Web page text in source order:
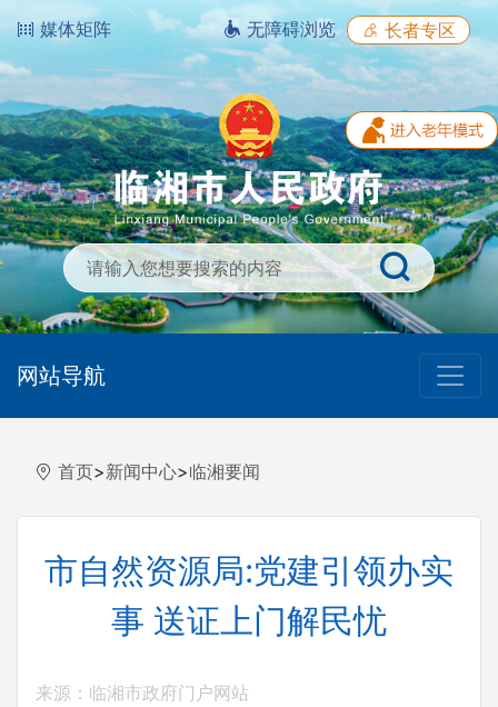
媒体矩阵 无障碍浏览 长者专区
网站导航
首页>新闻中心>临湘要闻
市自然资源局:党建引领办实
事 送证上门解民忧
来源：临湘市政府门户网站